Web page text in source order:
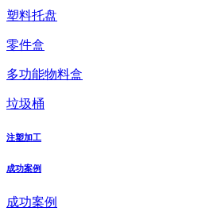
塑料托盘
零件盒
多功能物料盒
垃圾桶
注塑加工
成功案例
成功案例